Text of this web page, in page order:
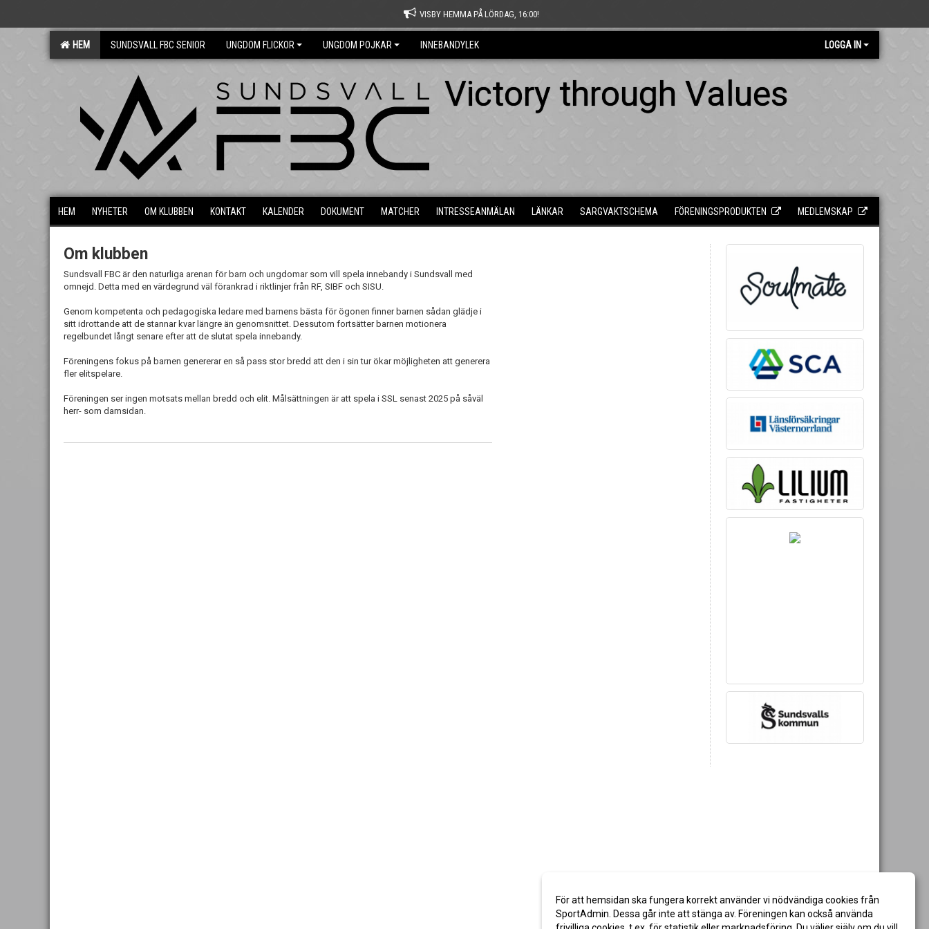
VISBY HEMMA PÅ LÖRDAG, 16:00!
HEM SUNDSVALL FBC SENIOR UNGDOM FLICKOR UNGDOM POJKAR INNEBANDYLEK LOGGA IN
Victory through Values
HEM NYHETER OM KLUBBEN KONTAKT KALENDER DOKUMENT MATCHER INTRESSEANMÄLAN LÄNKAR SARGVAKTSCHEMA FÖRENINGSPRODUKTEN MEDLEMSKAP
Om klubben
Sundsvall FBC är den naturliga arenan för barn och ungdomar som vill spela innebandy i Sundsvall med
omnejd. Detta med en värdegrund väl förankrad i riktlinjer från RF, SIBF och SISU.
Genom kompetenta och pedagogiska ledare med barnens bästa för ögonen finner barnen sådan glädje i
sitt idrottande att de stannar kvar längre än genomsnittet. Dessutom fortsätter barnen motionera
regelbundet långt senare efter att de slutat spela innebandy.
Föreningens fokus på barnen genererar en så pass stor bredd att den i sin tur ökar möjligheten att generera
fler elitspelare.
Föreningen ser ingen motsats mellan bredd och elit. Målsättningen är att spela i SSL senast 2025 på såväl
herr- som damsidan.
För att hemsidan ska fungera korrekt använder vi nödvändiga cookies från
SportAdmin. Dessa går inte att stänga av. Föreningen kan också använda